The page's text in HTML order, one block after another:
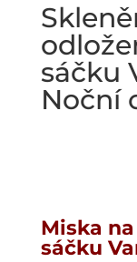
sáčku
Noční
Miska
sáčku